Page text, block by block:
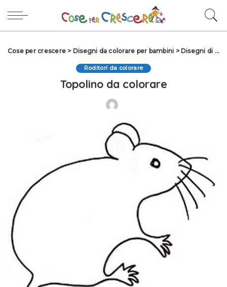
Cose per crescere > Disegni da colorare per bambini > Disegni di Animali da colorare
Roditori da colorare
Topolino da colorare